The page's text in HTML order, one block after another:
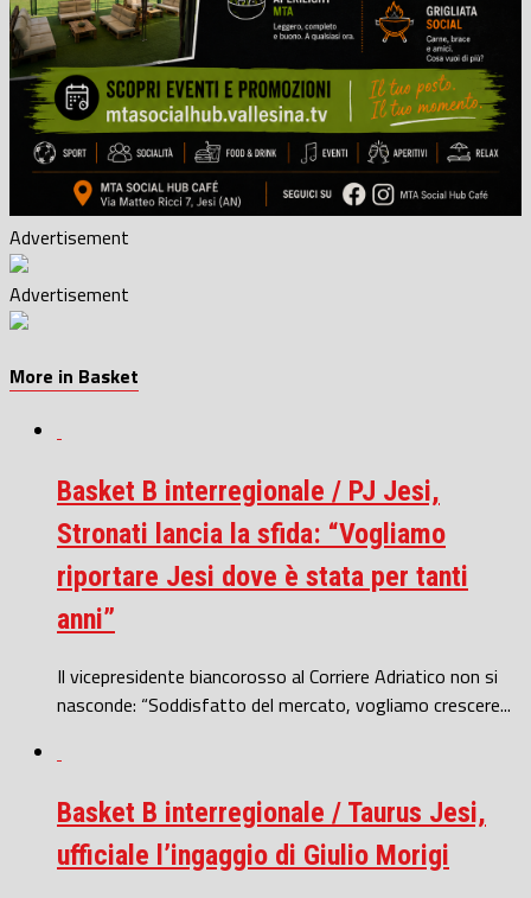
Advertisement
Advertisement
More in Basket
Basket B interregionale / PJ Jesi,
Stronati lancia la sfida: “Vogliamo
riportare Jesi dove è stata per tanti
anni”
Il vicepresidente biancorosso al Corriere Adriatico non si
nasconde: “Soddisfatto del mercato, vogliamo crescere...
Basket B interregionale / Taurus Jesi,
ufficiale l’ingaggio di Giulio Morigi